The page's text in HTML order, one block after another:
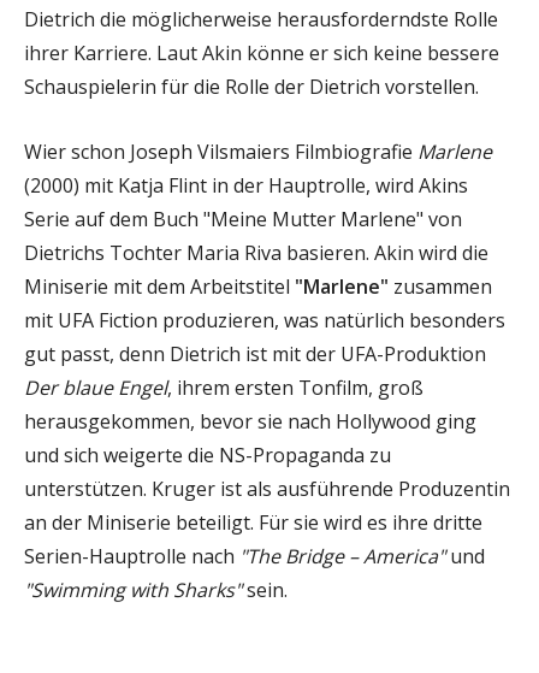
Dietrich die möglicherweise herausforderndste Rolle
ihrer Karriere. Laut Akin könne er sich keine bessere
Schauspielerin für die Rolle der Dietrich vorstellen.
Wier schon Joseph Vilsmaiers Filmbiografie Marlene
(2000) mit Katja Flint in der Hauptrolle, wird Akins
Serie auf dem Buch "Meine Mutter Marlene" von
Dietrichs Tochter Maria Riva basieren. Akin wird die
Miniserie mit dem Arbeitstitel "Marlene" zusammen
mit UFA Fiction produzieren, was natürlich besonders
gut passt, denn Dietrich ist mit der UFA-Produktion
Der blaue Engel, ihrem ersten Tonfilm, groß
herausgekommen, bevor sie nach Hollywood ging
und sich weigerte die NS-Propaganda zu
unterstützen. Kruger ist als ausführende Produzentin
an der Miniserie beteiligt. Für sie wird es ihre dritte
Serien-Hauptrolle nach "The Bridge – America"und
"Swimming with Sharks"sein.